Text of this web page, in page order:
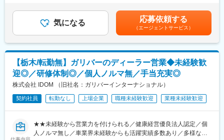
・有給取得日数は平均8.3日！連休取りやすく、年に何回も旅行に
行っている店長などもいます。
・従業員数は店舗平均16名で学べる＆無理なく働ける環境！「平
◎
■王将の「独自の研修制度」でスキルアップ！
●王将調理道場：調理技術や知識向上の研修です。調理師免許取得
の補助もあり、学びながら資格・スキルを身につけられます。
●王将アカデミー：店舗・人材マネジメントの研修です。店舗運営
や人材マネジメントについて学べるプログラムです。
変更の範囲：会社の定める業務
必要部品の注文をし、取り換え
・顧客への説明、アドバイス等
先輩社員からOJTにて業務を教わります◎
■組織構成：
年代：50代2名、30代2名、20代3名
※若手も活躍中！
■働き方：
・年間休日115日、土日は月に各2回程度の休みが取得できます。
与：・あり／年2回／計2ヶ月分（前年度実績）・昇給、賞与は業
務実績により変動します。・勤続3ヶ月以上経過で、初回賞与15
万程度の支給実績。賃金はあくまでも目安の金額であり、選考を
通じて上下する可能性があります。月給(月額)は固定手当を含めた
表記です。
気になる 応募依頼する
（エージェントサービス）
【栃木/転勤無】ガリバーのディーラー営業◆未経験歓
迎◎／研修体制◎／個人ノルマ無／手当充実◎
株式会社 IDOM （旧社名：ガリバーインターナショナル）
契約社員 転勤なし 上場企業 職種未経験歓迎 業種未経験歓迎
★★未経験から営業力を付けられる／健康経営優良法人認定／個
人ノルマ無し／車業界未経験からも活躍実績多数あり／多様なキ